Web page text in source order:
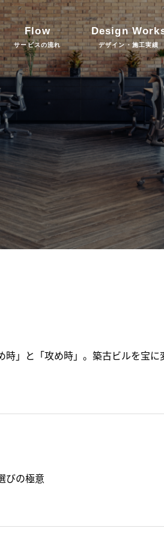
Flow
サービスの流れ
Design
デザイン・施工実績
時」と「攻め時」。築古ビルを宝に
びの極意